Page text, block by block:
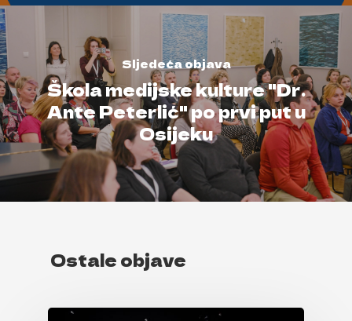
Sljedeća objava
Škola medijske kulture "Dr.
Ante Peterlić" po prvi put u
Osijeku
Ostale objave